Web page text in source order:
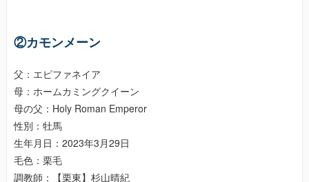
②カモンメーン
父：エピファネイア
母：ホームカミングクイーン
母の父：Holy Roman Emperor
性別：牡馬
生年月日：2023年3月29日
毛色：栗毛
調教師：【栗東】杉山晴紀